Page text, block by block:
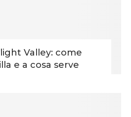
Valley: come
e a cosa serve